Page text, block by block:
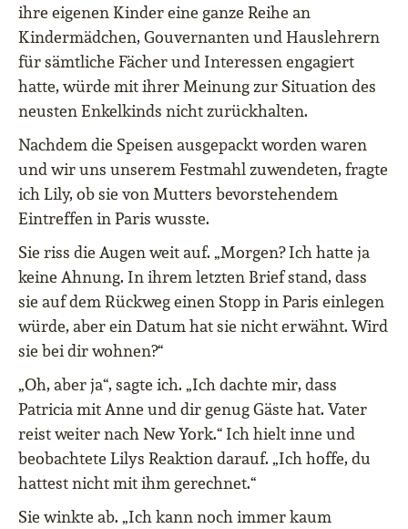
ihre eigenen Kinder eine ganze Reihe an
Kindermädchen, Gouvernanten und Hauslehrern
für sämtliche Fächer und Interessen engagiert
hatte, würde mit ihrer Meinung zur Situation des
neusten Enkelkinds nicht zurückhalten.
Nachdem die Speisen ausgepackt worden waren
und wir uns unserem Festmahl zuwendeten, fragte
ich Lily, ob sie von Mutters bevorstehendem
Eintreffen in Paris wusste.
Sie riss die Augen weit auf. „Morgen? Ich hatte ja
keine Ahnung. In ihrem letzten Brief stand, dass
sie auf dem Rückweg einen Stopp in Paris einlegen
würde, aber ein Datum hat sie nicht erwähnt. Wird
sie bei dir wohnen?“
„Oh, aber ja“, sagte ich. „Ich dachte mir, dass
Patricia mit Anne und dir genug Gäste hat. Vater
reist weiter nach New York.“ Ich hielt inne und
beobachtete Lilys Reaktion darauf. „Ich hoffe, du
hattest nicht mit ihm gerechnet.“
Sie winkte ab. „Ich kann noch immer kaum